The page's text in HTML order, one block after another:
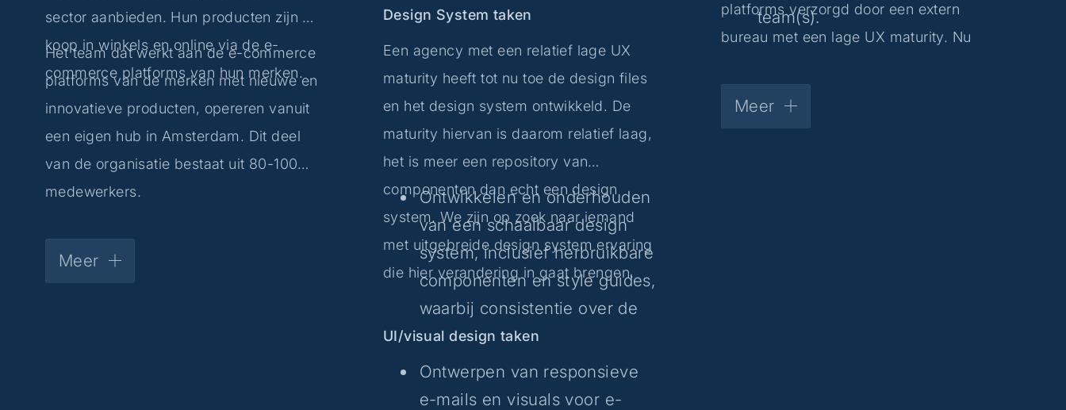
sector aanbieden. Hun producten zijn te
koop in winkels en online via de e-
commerce platforms van hun merken.
Het team dat werkt aan de e-commerce
platforms van de merken met nieuwe en
innovatieve producten, opereren vanuit
een eigen hub in Amsterdam. Dit deel
van de organisatie bestaat uit 80-100
medewerkers.
Meer
Design System taken
Een agency met een relatief lage UX
maturity heeft tot nu toe de design files
en het design system ontwikkeld. De
maturity hiervan is daarom relatief laag,
het is meer een repository van
componenten dan echt een design
system. We zijn op zoek naar iemand
met uitgebreide design system ervaring
die hier verandering in gaat brengen.
Ontwikkelen en onderhouden
van een schaalbaar design
system, inclusief herbruikbare
componenten en style guides,
waarbij consistentie over de
verschillende digitale
producten wordt
gewaarborgd.
UI/visual design taken
Ontwerpen van responsieve
e-mails en visuals voor e-
platforms verzorgd door een extern
bureau met een lage UX maturity. Nu
team(s).
gecentraliseerd; zij doen
kwantitatief en kwalitatief
Meer